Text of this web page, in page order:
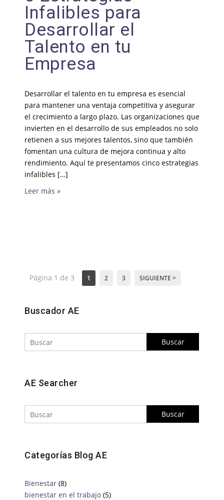
Infalibles para
Desarrollar el
Talento en tu
Empresa
Desarrollar el talento en tu empresa es esencial
para mantener una ventaja competitiva y asegurar
el crecimiento a largo plazo. Las organizaciones que
invierten en el desarrollo de sus empleados no solo
retienen a sus mejores talentos, sino que también
fomentan una cultura de mejora continua y alto
rendimiento. Aquí te presentamos cinco estrategias
infalibles […]
Leer más »
Página 1 de 3 1 2 3 SIGUIENTE >
Buscador AE
AE Searcher
Categorías Blog AE
Bienestar (8)
bienestar en el trabajo (5)